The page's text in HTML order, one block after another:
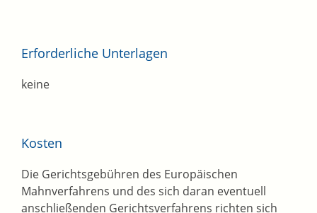
Erforderliche Unterlagen
keine
Kosten
Die Gerichtsgebühren des Europäischen
Mahnverfahrens und des sich daran eventuell
anschließenden Gerichtsverfahrens richten sich